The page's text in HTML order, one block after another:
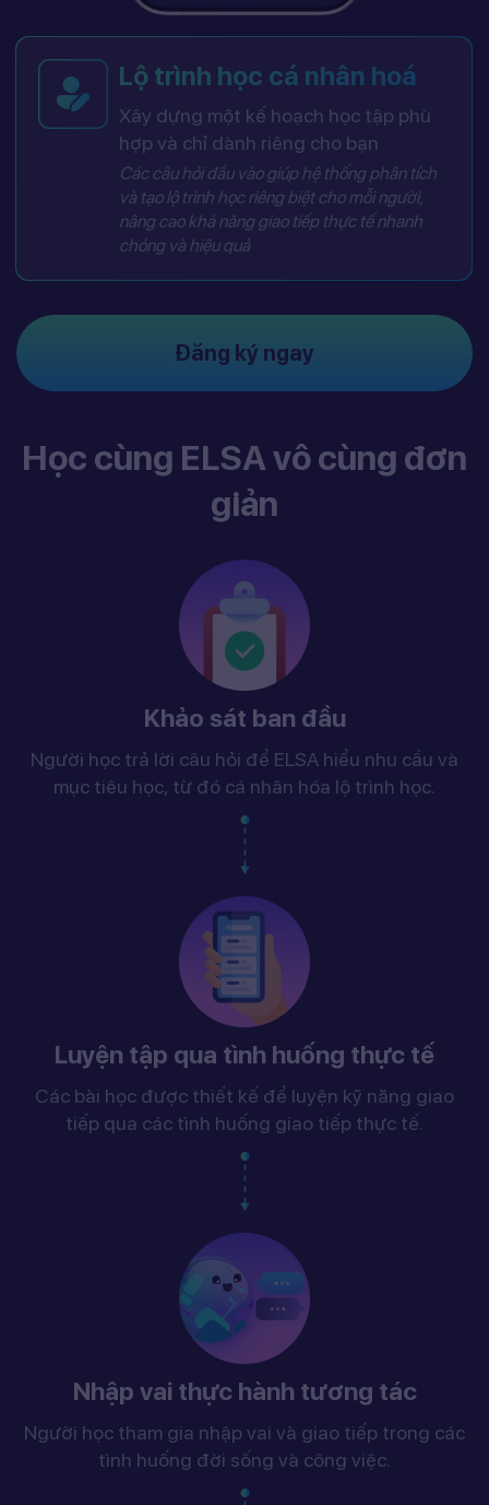
Lộ trình học cá nhân hoá
Xây dựng một kế hoạch học tập phù
hợp và chỉ dành riêng cho bạn
Các câu hỏi đầu vào giúp hệ thống phân tích
và tạo lộ trình học riêng biệt cho mỗi người,
nâng cao khả năng giao tiếp thực tế nhanh
chóng và hiệu quả
Đăng ký ngay
Học cùng ELSA vô cùng đơn
giản
Khảo sát ban đầu
Người học trả lời câu hỏi để ELSA hiểu nhu cầu và
mục tiêu học, từ đó cá nhân hóa lộ trình học.
Luyện tập qua tình huống thực tế
Các bài học được thiết kế để luyện kỹ năng giao
tiếp qua các tình huống giao tiếp thực tế.
Nhập vai thực hành tương tác
Người học tham gia nhập vai và giao tiếp trong các
tình huống đời sống và công việc.